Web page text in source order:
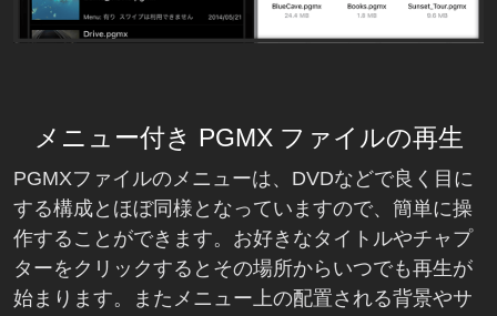
メニュー付き PGMX ファイルの再生
PGMXファイルのメニューは、DVDなどで良く目に
する構成とほぼ同様となっていますので、簡単に操
作することができます。お好きなタイトルやチャプ
ターをクリックするとその場所からいつでも再生が
始まります。またメニュー上の配置される背景やサ